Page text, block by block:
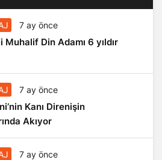
7 ay önce
Muhalif Din Adamı 6 yıldır
7 ay önce
Kanı Direnişin
Akıyor
7 ay önce